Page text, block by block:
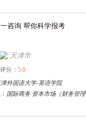
咨询 帮你科学报考
天津市
评分： 5.0
津外国语大学-英语学院
国际商务 资本市场（财务管理）区域经济
宜昌市